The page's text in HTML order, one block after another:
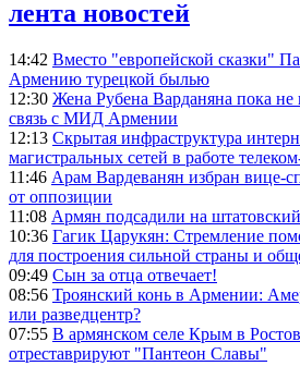
лента новостей
14:42 Вместо "европейской сказки"
Армению турецкой былью
12:30 Жена Рубена Варданяна пока
связь с МИД Армении
12:13 Скрытая инфраструктура
магистральных сетей в работе
11:46 Арам Вардеванян избран
от оппозиции
11:08 Армян подсадили на
10:36 Гагик Царукян: Стремление
для построения сильной страны и
09:49 Сын за отца отвечает!
08:56 Троянский конь в Армении:
или разведцентр?
07:55 В армянском селе Крым в
отреставрируют "Пантеон Славы"